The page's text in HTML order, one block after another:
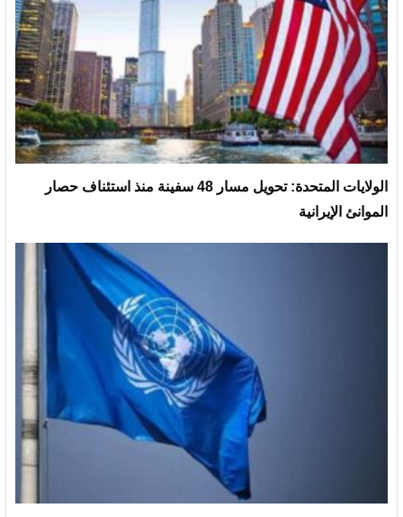
الولايات المتحدة: تحويل مسار 48 سفينة منذ استئناف حصار
الموانئ الإيرانية